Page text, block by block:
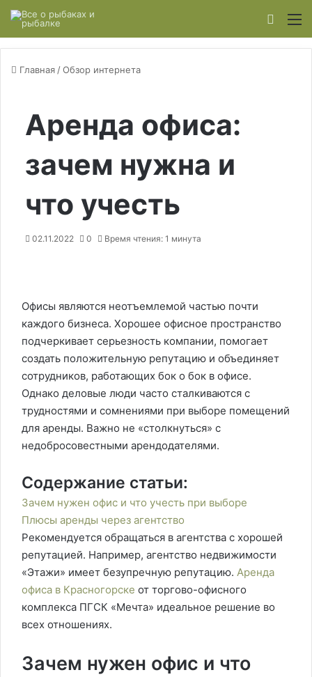
Главная /Обзор интернета
Аренда офиса:
зачем нужна и
что учесть
02.11.2022 0 Время чтения: 1 минута
Офисы являются неотъемлемой частью почти
каждого бизнеса. Хорошее офисное пространство
подчеркивает серьезность компании, помогает
создать положительную репутацию и объединяет
сотрудников, работающих бок о бок в офисе.
Однако деловые люди часто сталкиваются с
трудностями и сомнениями при выборе помещений
для аренды. Важно не «столкнуться» с
недобросовестными арендодателями.
Содержание статьи:
Зачем нужен офис и что учесть при выборе
Плюсы аренды через агентство
Рекомендуется обращаться в агентства с хорошей
репутацией. Например, агентство недвижимости
«Этажи» имеет безупречную репутацию. Аренда
офиса в Красногорске от торгово-офисного
комплекса ПГСК «Мечта» идеальное решение во
всех отношениях.
Зачем нужен офис и что